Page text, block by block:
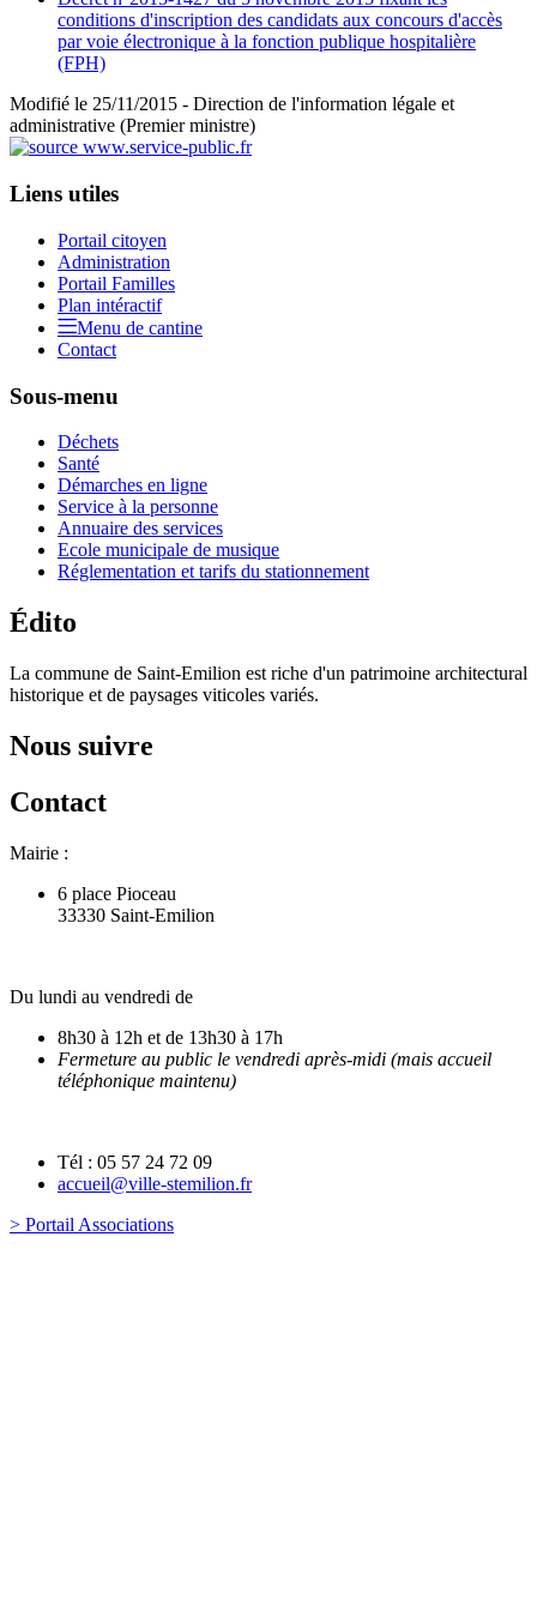
conditions d'inscription des candidats aux concours d'accès
par voie électronique à la fonction publique hospitalière
(FPH)
Modifié le 25/11/2015 - Direction de l'information légale et
administrative (Premier ministre)
Liens utiles
Portail citoyen
Administration
Portail Familles
Plan intéractif
Menu de cantine
Contact
Sous-menu
Déchets
Santé
Démarches en ligne
Service à la personne
Annuaire des services
Ecole municipale de musique
Réglementation et tarifs du stationnement
Édito
La commune de Saint-Emilion est riche d'un patrimoine architectural
historique et de paysages viticoles variés.
Nous suivre
Contact
Mairie :
6 place Pioceau
33330 Saint-Emilion
Du lundi au vendredi de
8h30 à 12h et de 13h30 à 17h
Fermeture au public le vendredi après-midi (mais accueil
téléphonique maintenu)
Tél : 05 57 24 72 09
accueil@ville-stemilion.fr
> Portail Associations